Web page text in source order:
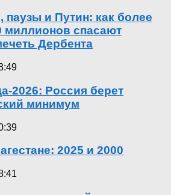
паузы и Путин: как более
миллионов спасают
Дербента
2026: Россия берет
минимум
2025 и 2000